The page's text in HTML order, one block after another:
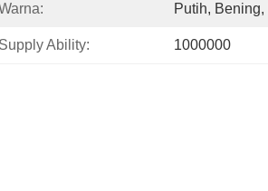
Putih,
Supply Ability: 1000000